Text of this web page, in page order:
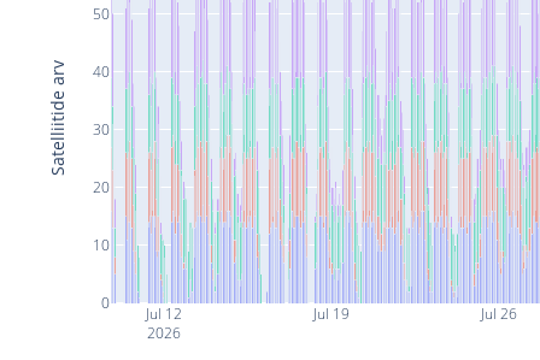
Jul 12
2026
Jul 19 Jul 26
0
10
20
30
40
50
Satelliitide arv